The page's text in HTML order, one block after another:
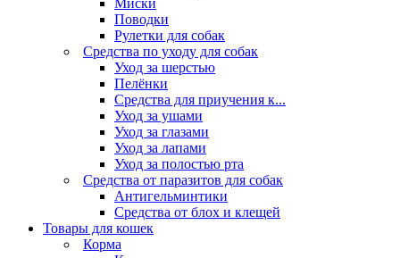
Поводки
Рулетки для собак
Средства по уходу для собак
Уход за шерстью
Пелёнки
Средства для приучения к...
Уход за ушами
Уход за глазами
Уход за лапами
Уход за полостью рта
Средства от паразитов для собак
Антигельминтики
Средства от блох и клещей
Товары для кошек
Корма